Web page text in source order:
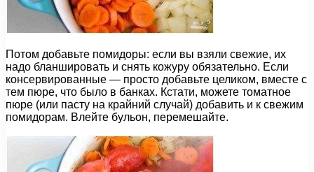
Потом добавьте помидоры: если вы взяли свежие, их
надо бланшировать и снять кожуру обязательно. Если
консервированные — просто добавьте целиком, вместе с
тем пюре, что было в банках. Кстати, можете томатное
пюре (или пасту на крайний случай) добавить и к свежим
помидорам. Влейте бульон, перемешайте.